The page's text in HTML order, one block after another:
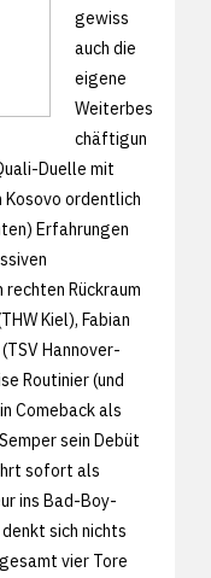
gewiss
auch die
eigene
Weiterbes
chäftigun
Duelle mit
Kosovo ordentlich
Erfahrungen
Rückraum
Kiel), Fabian
Hannover-
Routinier (und
Comeback als
sein Debüt
sofort als
ins Bad-Boy-
sich nichts
vier Tore